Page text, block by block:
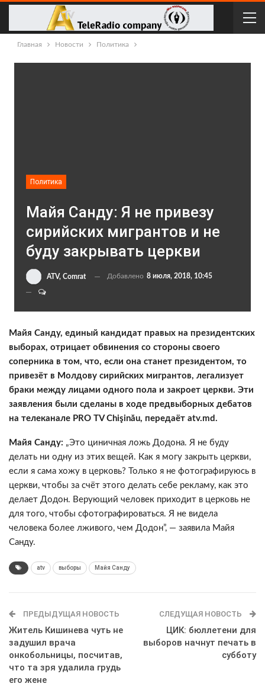
Главная Новости Политика
Политика
Майя Санду: Я не привезу
сирийских мигрантов и не
буду закрывать церкви
ATV, Comrat Добавлено 8 июля, 2018, 10:45
Майя Санду, единый кандидат правых на президентских
выборах, отрицает обвинения со стороны своего
соперника в том, что, если она станет президентом, то
привезёт в Молдову сирийских мигрантов, легализует
браки между лицами одного пола и закроет церкви. Эти
заявления были сделаны в ходе предвыборных дебатов
на телеканале PRO TV Chişinău, передаёт atv.md.
Майя Санду: „Это циничная ложь Додона. Я не буду
делать ни одну из этих вещей. Как я могу закрыть церкви,
если я сама хожу в церковь? Только я не фотографируюсь в
церкви, чтобы за счёт этого делать себе рекламу, как это
делает Додон. Верующий человек приходит в церковь не
для того, чтобы сфотографироваться. Я не видела
человека более лживого, чем Додон”, — заявила Майя
Санду.
atv выборы Майя Санду
ПРЕДЫДУЩАЯ НОВОСТЬ
Житель Кишинева чуть не
задушил врача
онкобольницы, посчитав,
что та зря удалила грудь
его жене
СЛЕДУЩАЯ НОВОСТЬ
ЦИК: бюллетени для
выборов начнут печать в
субботу